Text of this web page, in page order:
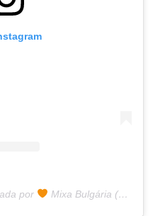
por Mixa Bulgária (@mixa.bulgaria)